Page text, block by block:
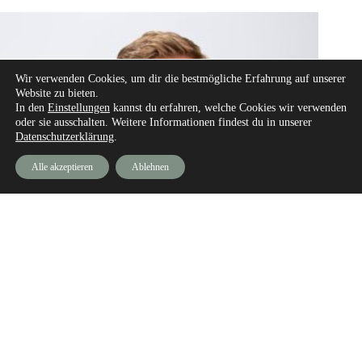
Wir verwenden Cookies, um dir die bestmögliche Erfahrung auf unserer
Website zu bieten.
In den Einstellungen kannst du erfahren, welche Cookies wir verwenden
oder sie ausschalten. Weitere Informationen findest du in unserer
Datenschutzerklärung.
Alle akzeptieren Ablehnen